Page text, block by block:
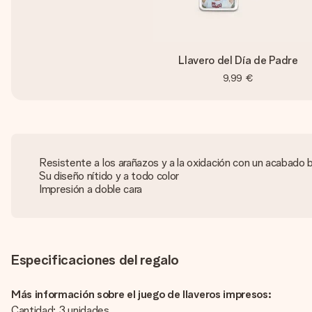
Llavero del Día de Padre
9,99 €
Resistente a los arañazos y a la oxidación con un acabado
Su diseño nítido y a todo color
Impresión a doble cara
Especificaciones del regalo
Más información sobre el juego de llaveros impresos: